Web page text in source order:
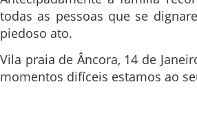
todas as pessoas que se
piedoso ato.
Vila praia de Âncora, 14 de
momentos difíceis estamos ao